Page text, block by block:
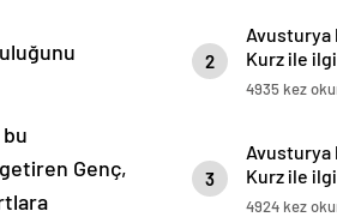
Genç,
2
Avusturya
Kurz ile
4935 kez
3
Avusturya
Kurz ile
4924 kez